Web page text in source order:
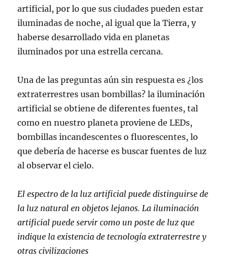
artificial, por lo que sus ciudades pueden estar
iluminadas de noche, al igual que la Tierra, y
haberse desarrollado vida en planetas
iluminados por una estrella cercana.
Una de las preguntas aún sin respuesta es ¿los
extraterrestres usan bombillas? la iluminación
artificial se obtiene de diferentes fuentes, tal
como en nuestro planeta proviene de LEDs,
bombillas incandescentes o fluorescentes, lo
que debería de hacerse es buscar fuentes de luz
al observar el cielo.
El espectro de la luz artificial puede distinguirse de
la luz natural en objetos lejanos. La iluminación
artificial puede servir como un poste de luz que
indique la existencia de tecnología extraterrestre y
otras civilizaciones